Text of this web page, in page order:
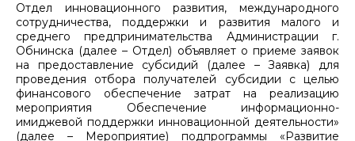
Отдел инновационного развития, международного
сотрудничества, поддержки и развития малого и
среднего предпринимательства Администрации г.
Обнинска (далее – Отдел) объявляет о приеме заявок
на предоставление субсидий (далее – Заявка) для
проведения отбора получателей субсидии с целью
финансового обеспечение затрат на реализацию
мероприятия Обеспечение информационно-
имиджевой поддержки инновационной деятельности»
(далее – Мероприятие) подпрограммы «Развитие